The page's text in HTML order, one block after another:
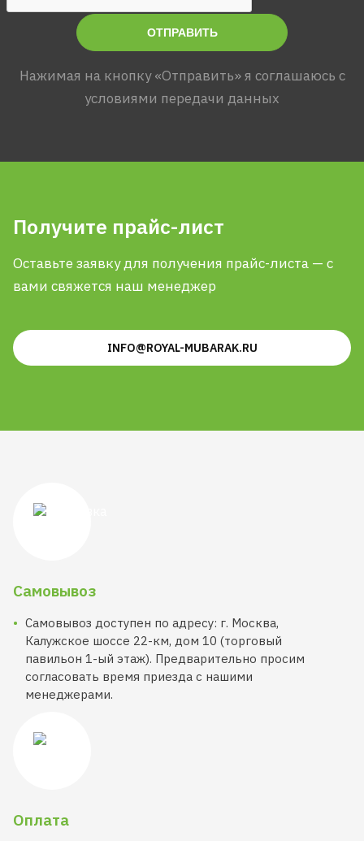
ОТПРАВИТЬ
Нажимая на кнопку «Отправить» я соглашаюсь с
условиями передачи данных
Получите прайс-лист
Оставьте заявку для получения прайс-листа — с
вами свяжется наш менеджер
INFO@ROYAL-MUBARAK.RU
Самовывоз
Самовывоз доступен по адресу: г. Москва,
Калужское шоссе 22-км, дом 10 (торговый
павильон 1-ый этаж). Предварительно просим
согласовать время приезда с нашими
менеджерами.
Оплата